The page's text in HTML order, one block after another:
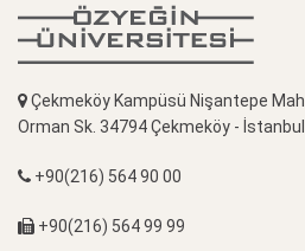
Çekmeköy Kampüsü Nişantepe Mah.
Orman Sk. 34794 Çekmeköy - İstanbul
+90(216) 564 90 00
+90(216) 564 99 99